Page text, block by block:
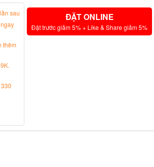
sau
thêm
ĐẶT ONLINE
Đặt trước giảm 5% + Like & Share giảm 5%